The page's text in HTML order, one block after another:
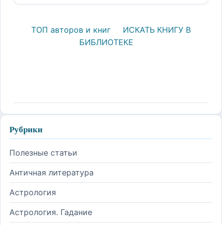
ТОП авторов и книг
ИСКАТЬ КНИГУ В
БИБЛИОТЕКЕ
Рубрики
Полезные статьи
Античная литература
Астрология
Астрология. Гадание